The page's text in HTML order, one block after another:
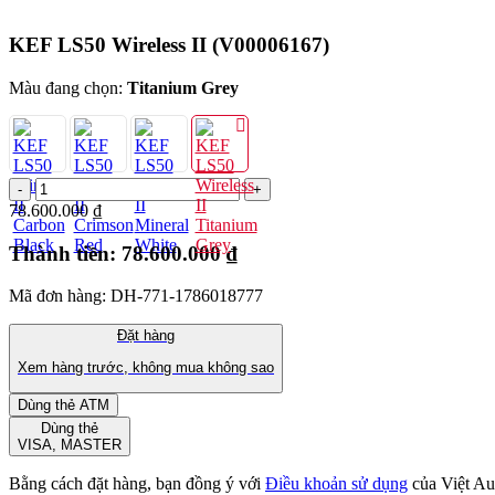
KEF LS50 Wireless II (V00006167)
Màu đang chọn: Titanium Grey
78.600.000 ₫
Thành tiền: 78.600.000 ₫
Mã đơn hàng: DH-771-1786018777
Đặt hàng
Xem hàng trước, không mua không sao
Dùng thẻ ATM
Dùng thẻ
VISA, MASTER
Bằng cách đặt hàng, bạn đồng ý với Điều khoản sử dụng của Việt